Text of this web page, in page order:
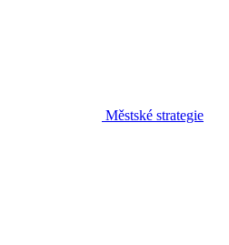
Městské strategie